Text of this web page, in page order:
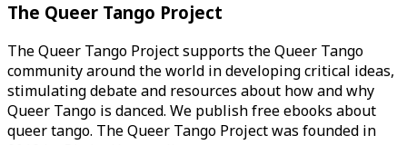
The Queer Tango Project
The Queer Tango Project supports the Queer Tango
community around the world in developing critical ideas,
stimulating debate and resources about how and why
Queer Tango is danced. We publish free ebooks about
queer tango. The Queer Tango Project was founded in